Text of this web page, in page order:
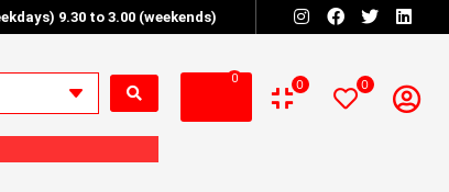
9.30 to 3.00 (weekends)
0 0 0